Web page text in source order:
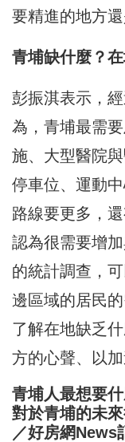
要精進的地方還
青埔缺什麼？
彭振淇表示，
為，青埔最需
施、大型醫院
停車位、運動
路線要更多，
認為很需要增
的統計調查，
邊區域的居民
了解在地缺乏
方的心聲、以加
青埔人最想要
對於青埔的未
／好房網News